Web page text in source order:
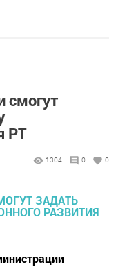
смогут
РТ
1304 0 0